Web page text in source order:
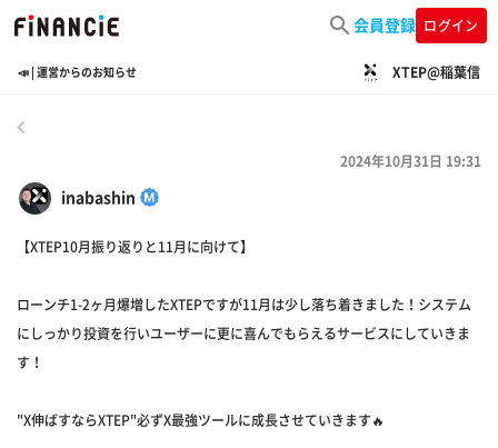
会員登録 ログイン
📣 | 運営からのお知らせ XTEP@稲葉信
inabashin
2024年10月31日 19:31
【XTEP10月振り返りと11月に向けて】
ローンチ1-2ヶ月爆増したXTEPですが11月は少し落ち着きました！システム
にしっかり投資を行いユーザーに更に喜んでもらえるサービスにしていきま
す！
"X伸ばすならXTEP"必ずX最強ツールに成長させていきます🔥